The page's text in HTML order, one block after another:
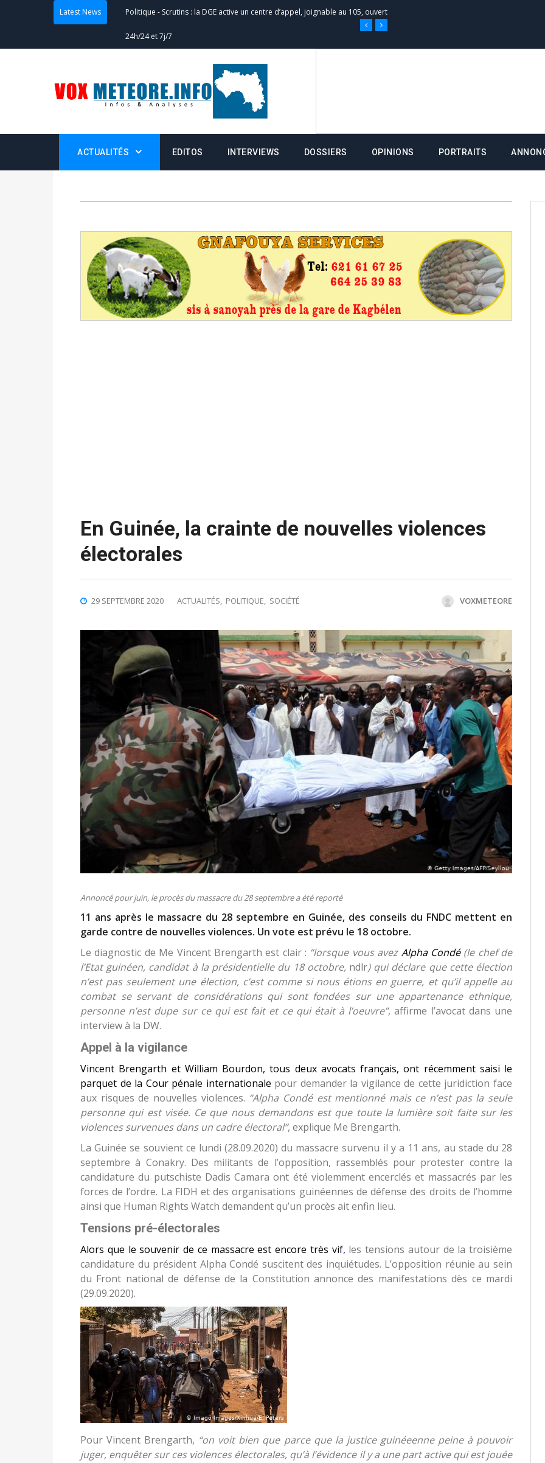
Latest News Politique - Scrutins : la DGE active un centre d’appel, joignable au 105, ouvert
24h/24 et 7j/7
minuit
Actualités - Communiqué relatif à la délivrance de la fiche de procuration
Politique-Convocation des membres des Commissions Administratives de
Centralisation des Votes (CACV) à une prestation de serment et à une
des votes) avant le 16 mai à 16h
Politique-Double scrutin du 31 mai : retrait des cartes d’électeurs possible
du 16 au 31 mai 2026
Politique-Délégués de bureaux de vote : vos informations à transmettre
ACTUALITÉS EDITOS INTERVIEWS DOSSIERS OPINIONS PORTRAITS
En Guinée, la crainte de nouvelles violences
électorales
29 SEPTEMBRE 2020 ACTUALITÉS, POLITIQUE, SOCIÉTÉ VOXMETEORE
Annoncé pour juin, le procès du massacre du 28 septembre a été reporté
11 ans après le massacre du 28 septembre en Guinée, des conseils du FNDC mettent en
garde contre de nouvelles violences. Un vote est prévu le 18 octobre.
Le diagnostic de Me Vincent Brengarth est clair : “lorsque vous avez Alpha Condé(le chef de
l’Etat guinéen, candidat à la présidentielle du 18 octobre, ndlr) qui déclare que cette élection
n’est pas seulement une élection, c’est comme si nous étions en guerre, et qu’il appelle au
combat se servant de considérations qui sont fondées sur une appartenance ethnique,
personne n’est dupe sur ce qui est fait et ce qui était à l’oeuvre”, affirme l’avocat dans une
interview à la DW.
Appel à la vigilance
Vincent Brengarth et William Bourdon, tous deux avocats français, ont récemment saisi le
parquet de la Cour pénale internationale pour demander la vigilance de cette juridiction face
aux risques de nouvelles violences. “Alpha Condé est mentionné mais ce n’est pas la seule
personne qui est visée. Ce que nous demandons est que toute la lumière soit faite sur les
violences survenues dans un cadre électoral”, explique Me Brengarth.
La Guinée se souvient ce lundi (28.09.2020) du massacre survenu il y a 11 ans, au stade du 28
septembre à Conakry. Des militants de l’opposition, rassemblés pour protester contre la
candidature du putschiste Dadis Camara ont été violemment encerclés et massacrés par les
forces de l’ordre. La FIDH et des organisations guinéennes de défense des droits de l’homme
ainsi que Human Rights Watch demandent qu’un procès ait enfin lieu.
Tensions pré-électorales
Alors que le souvenir de ce massacre est encore très vif, les tensions autour de la troisième
candidature du président Alpha Condé suscitent des inquiétudes. L’opposition réunie au sein
du Front national de défense de la Constitution annonce des manifestations dès ce mardi
(29.09.2020).
Pour Vincent Brengarth, “on voit bien que parce que la justice guinéeenne peine à pouvoir
juger, enquêter sur ces violences électorales, qu’à l’évidence il y a une part active qui est jouée